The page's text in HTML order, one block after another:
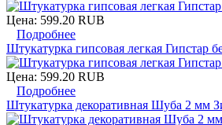
Цена: 599.20 RUB
Подробнее
Штукатурка гипсовая легкая Гипстар
Цена: 599.20 RUB
Подробнее
Штукатурка декоративная Шуба 2 мм